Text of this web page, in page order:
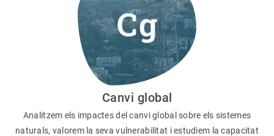
Canvi global
Analitzem els impactes del canvi global sobre els sistemes
naturals, valorem la seva vulnerabilitat i estudiem la capacitat